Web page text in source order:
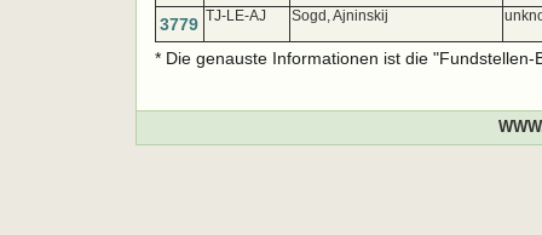
3779 TJ-LE-AJ Sogd, Ajninskij
* Die genauste Informationen ist die